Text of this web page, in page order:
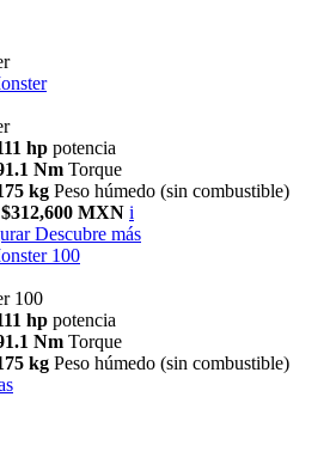
hp potencia
Nm Torque
kg Peso húmedo (sin combustible)
$312,600 MXN i
Descubre más
100
100
hp potencia
Nm Torque
kg Peso húmedo (sin combustible)